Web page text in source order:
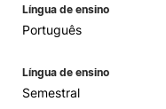
Língua de ensino
Português
Língua de ensino
Semestral